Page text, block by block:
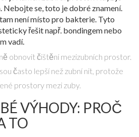
Nebojte se, toto je dobré znamení.
není místo pro bakterie. Tyto
řešit např. bondingem nebo
vadí.
obnovit čištění mezizubních prostor.
často lepší než zubní nit, protože
prostory mezi zuby.
VÝHODY: PROČ
TO